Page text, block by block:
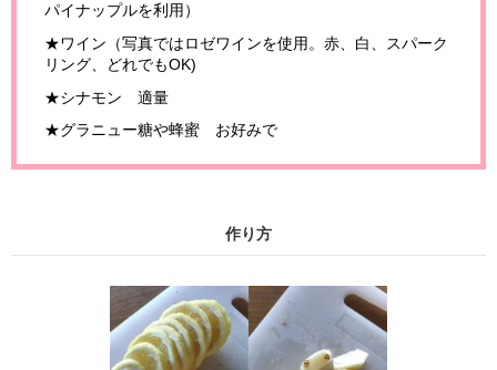
パイナップルを利用）
★ワイン（写真ではロゼワインを使用。赤、白、スパーク
リング、どれでもOK)
★シナモン 適量
★グラニュー糖や蜂蜜 お好みで
作り方